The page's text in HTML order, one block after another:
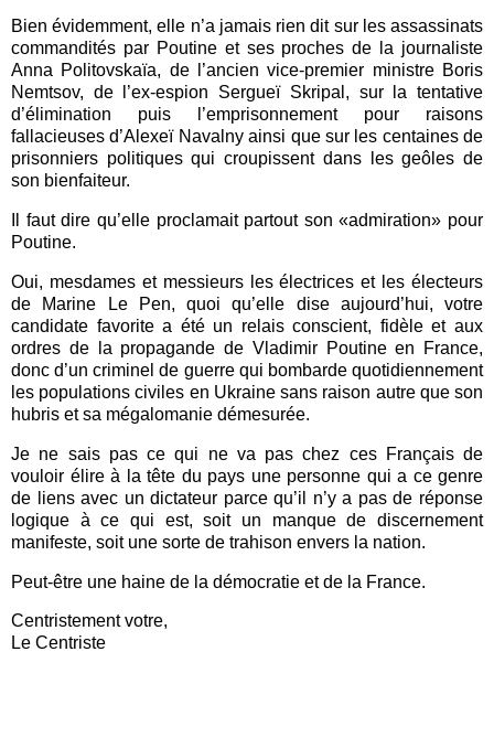
Bien évidemment, elle n’a jamais rien dit sur les assassinats
commandités par Poutine et ses proches de la journaliste
Anna Politovskaïa, de l’ancien vice-premier ministre Boris
Nemtsov, de l’ex-espion Sergueï Skripal, sur la tentative
d’élimination puis l’emprisonnement pour raisons
fallacieuses d’Alexeï Navalny ainsi que sur les centaines de
prisonniers politiques qui croupissent dans les geôles de
son bienfaiteur.
Il faut dire qu’elle proclamait partout son «admiration» pour
Poutine.
Oui, mesdames et messieurs les électrices et les électeurs
de Marine Le Pen, quoi qu’elle dise aujourd’hui, votre
candidate favorite a été un relais conscient, fidèle et aux
ordres de la propagande de Vladimir Poutine en France,
donc d’un criminel de guerre qui bombarde quotidiennement
les populations civiles en Ukraine sans raison autre que son
hubris et sa mégalomanie démesurée.
Je ne sais pas ce qui ne va pas chez ces Français de
vouloir élire à la tête du pays une personne qui a ce genre
de liens avec un dictateur parce qu’il n’y a pas de réponse
logique à ce qui est, soit un manque de discernement
manifeste, soit une sorte de trahison envers la nation.
Peut-être une haine de la démocratie et de la France.
Centristement votre,
Le Centriste